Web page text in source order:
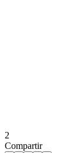
2
Compartir